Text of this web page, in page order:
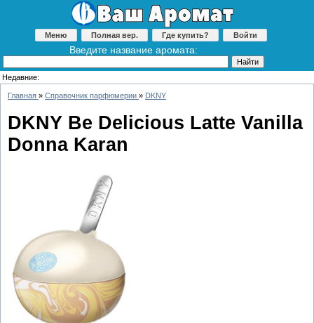
Меню Полная вер. Где купить? Войти
Введите название аромата:
Недавние:
Главная » Справочник парфюмерии » DKNY
DKNY Be Delicious Latte Vanilla
Donna Karan